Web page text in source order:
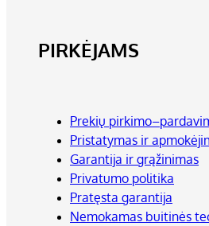
PIRKĖJAMS
Prekių
Pristatymas ir
Garantija ir grąžinimas
Privatumo politika
Pratęsta garantija
Nemokamas buitinės